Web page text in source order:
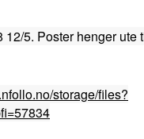
12/5. Poster henger ute
storage/files?